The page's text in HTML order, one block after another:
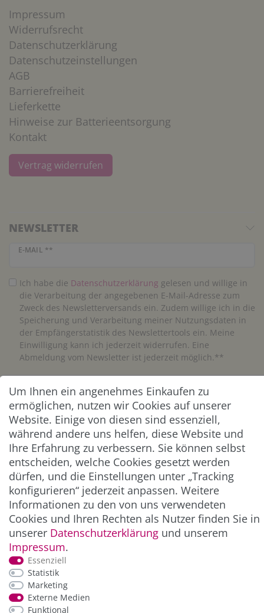
Impressum
Widerrufsrecht
Datenschutzerklärung
Datenschutzeinstellungen
AGB
Barrierefreiheit
Lieferkette
Hinweise zur Batterieentsorgung
Kontakt
Vertrag widerrufen
NEWSLETTER
E-MAIL **
Newsletter Honig
Ich habe die Daten­schutz­erklärung gelesen und willige in
die Verarbeitung der angegebenen E-Mail-Adresse zum
Zweck des Newsletterversands ein. Zudem willige ich in die
Speicherung und Verarbeitung meiner Nutzungsdaten in
der Empfängerstatistik des Newslettertools ein. Meine
Einwilligung kann ich jederzeit widerrufen. Eine
Abmeldung vom Newsletter ist jederzeit möglich.**
Abonnieren
** Hierbei handelt es sich um ein Pflichtfeld.
ZAHLUNG & VERSAND
*Alle Preise inkl. der gesetzl. MwSt. zzgl.
und Versandkosten
Um Ihnen ein angenehmes Einkaufen zu
ermöglichen, nutzen wir Cookies auf unserer
Website. Einige von diesen sind essenziell,
während andere uns helfen, diese Website und
Ihre Erfahrung zu verbessern. Sie können selbst
entscheiden, welche Cookies gesetzt werden
dürfen, und die Einstellungen unter „Tracking
konfigurieren“ jederzeit anpassen. Weitere
Informationen zu den von uns verwendeten
Cookies und Ihren Rechten als Nutzer finden Sie in
unserer Daten­schutz­erklärung und unserem
Impressum.
Essenziell
Statistik
Marketing
Externe Medien
Funktional